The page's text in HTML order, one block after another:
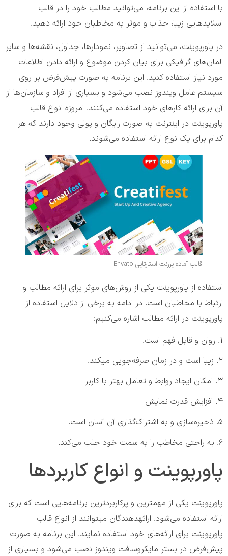
با استفاده از این برنامه، می‌توانید مطالب خود را در قالب
اسلایدهایی زیبا، جذاب و موثر به مخاطبان خود ارائه دهید.
در پاورپوینت، می‌توانید از تصاویر، نمودارها، جداول، نقشه‌ها و سایر
المان‌های گرافیکی برای بیان کردن موضوع و ارائه دادن اطلاعات
مورد نیاز استفاده کنید. این برنامه به صورت پیش‌فرض بر روی
سیستم عامل ویندوز نصب می‌شود و بسیاری از افراد و سازمان‌ها از
آن برای ارائه کارهای خود استفاده می‌کنند. امروزه انواع قالب
پاورپوینت در اینترنت به صورت رایگان و پولی وجود دارند که هر
کدام برای یک نوع ارائه استفاده می‌شوند.
قالب آماده پرزنت استارتاپی Envato
استفاده از پاورپوینت یکی از روش‌های موثر برای ارائه مطالب و
ارتباط با مخاطبان است. در ادامه به برخی از دلایل استفاده از
پاورپوینت در ارائه مطالب اشاره می‌کنیم:
روان و قابل فهم است.
زیبا است و در زمان صرفه‌جویی می‎کند.
امکان ایجاد روابط و تعامل بهتر با کاربر
افزایش قدرت نمایش
ذخیره‌سازی و به اشتراک‌گذاری آن آسان است.
به راحتی مخاطب را به سمت خود جلب می‌کند.
پاورپوینت و انواع کاربردها
پاورپوینت یکی از مهمترین و پرکاربردترین برنامه‌هایی است که برای
ارائه استفاده می‌شود. ارائه‎دهندگان می‎توانند از انواع قالب
پاورپوینت برای ارائه‌های خود استفاده نمایند. این برنامه به صورت
پیش‌فرض در بستر مایکروسافت ویندوز نصب می‌شود و بسیاری از